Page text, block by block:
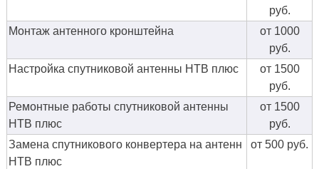
руб.
Монтаж антенного кронштейна
от 1000
руб.
Настройка спутниковой антенны НТВ плюс
от 1500
руб.
Ремонтные работы спутниковой антенны
НТВ плюс
от 1500
руб.
Замена спутникового конвертера на антенн
НТВ плюс
от 500 руб.